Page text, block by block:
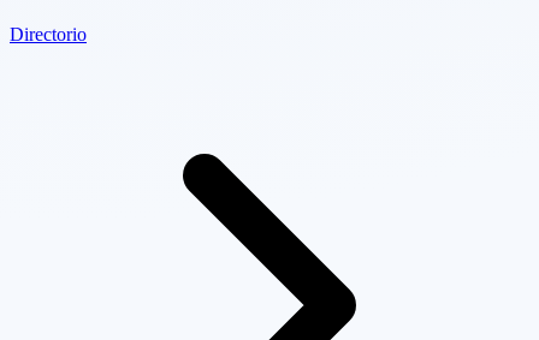
Directorio